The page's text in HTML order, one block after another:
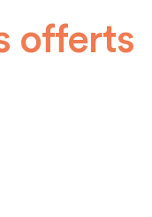
offerts